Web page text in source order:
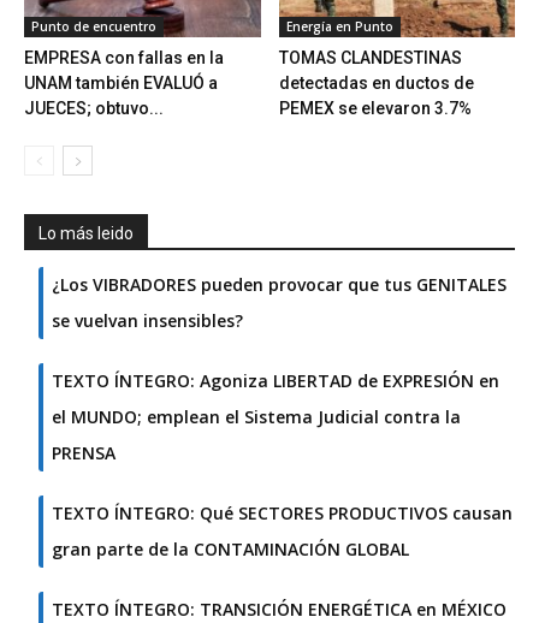
Punto de encuentro
EMPRESA con fallas en la
UNAM también EVALUÓ a
JUECES; obtuvo...
Energía en Punto
TOMAS CLANDESTINAS
detectadas en ductos de
PEMEX se elevaron 3.7%
Lo más leido
¿Los VIBRADORES pueden provocar que tus GENITALES
se vuelvan insensibles?
TEXTO ÍNTEGRO: Agoniza LIBERTAD de EXPRESIÓN en
el MUNDO; emplean el Sistema Judicial contra la
PRENSA
TEXTO ÍNTEGRO: Qué SECTORES PRODUCTIVOS causan
gran parte de la CONTAMINACIÓN GLOBAL
TEXTO ÍNTEGRO: TRANSICIÓN ENERGÉTICA en MÉXICO